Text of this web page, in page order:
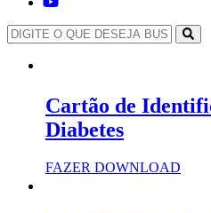
Cartão de
Diabetes
FAZER DOWNLOAD